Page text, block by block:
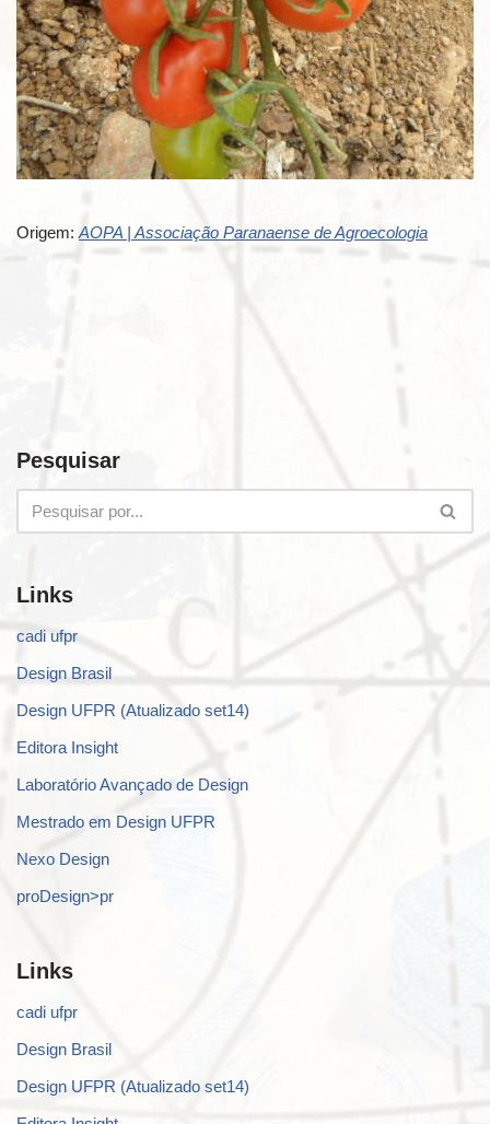
Origem: AOPA | Associação Paranaense de Agroecologia
Pesquisar
Links
cadi ufpr
Design Brasil
Design UFPR (Atualizado set14)
Editora Insight
Laboratório Avançado de Design
Mestrado em Design UFPR
Nexo Design
proDesign>pr
Links
cadi ufpr
Design Brasil
Design UFPR (Atualizado set14)